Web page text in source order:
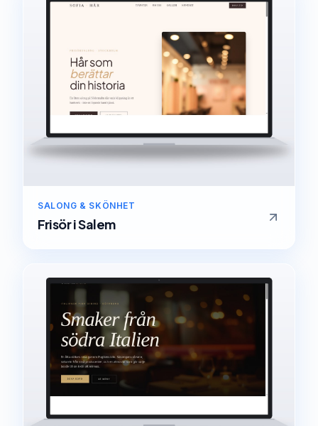
SALONG & SKÖNHET
FrisöriSalem